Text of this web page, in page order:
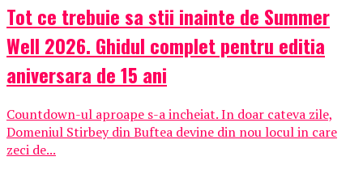
Tot ce trebuie sa stii inainte de Summer
Well 2026. Ghidul complet pentru editia
aniversara de 15 ani
Countdown-ul aproape s-a incheiat. In doar cateva zile,
Domeniul Stirbey din Buftea devine din nou locul in care
zeci de...